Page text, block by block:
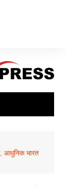
आधुनिक भारत